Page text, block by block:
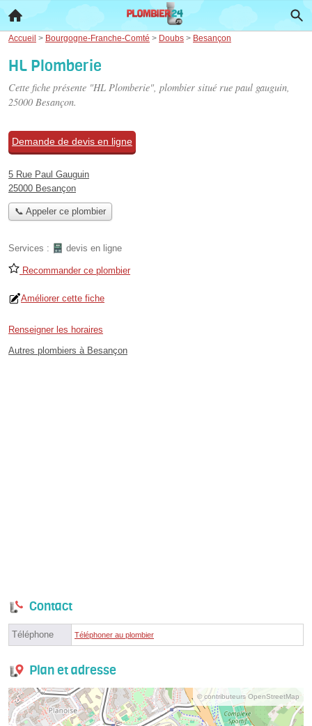
Accueil > Bourgogne-Franche-Comté > Doubs > Besançon
HL Plomberie
Cette fiche présente "HL Plomberie", plombier situé rue paul gauguin,
25000 Besançon.
Demande de devis en ligne
5 Rue Paul Gauguin
25000 Besançon
📞 Appeler ce plombier
Services : devis en ligne
Recommander ce plombier
Améliorer cette fiche
Renseigner les horaires
Autres plombiers à Besançon
Contact
Téléphone Téléphoner au plombier
Plan et adresse
© contributeurs OpenStreetMap